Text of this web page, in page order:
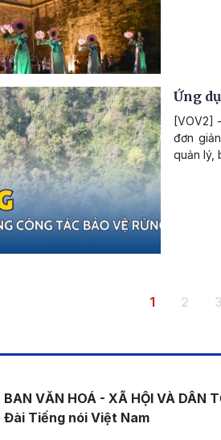
Ứng
[VOV2]
đơn
quản lý,
Trang hiện
1 Trang
2 3
BAN VĂN HOÁ - XÃ HỘI VÀ DÂN
Đài Tiếng nói Việt Nam